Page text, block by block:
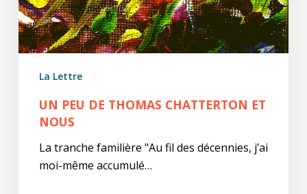
La Lettre
UN PEU DE THOMAS CHATTERTON ET
NOUS
La tranche familière "Au fil des décennies, j’ai
moi-même accumulé…